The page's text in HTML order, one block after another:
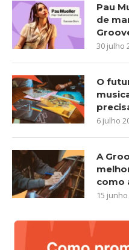
Pau
de
30 julho
O
6 julho
A
como
15